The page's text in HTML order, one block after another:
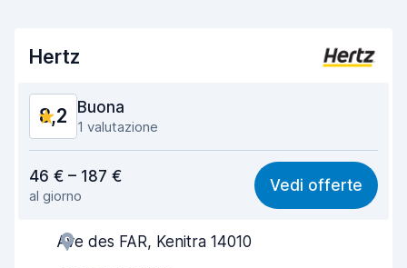
Hertz
8,2 Buona
1 valutazione
7,8
Facile da trovare 8,2
Gentilezza degli agenti
46 € – 187 €
al giorno
Vedi offerte
Ave des FAR, Kenitra 14010